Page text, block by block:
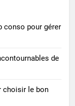
conso pour gérer
de
choisir le bon